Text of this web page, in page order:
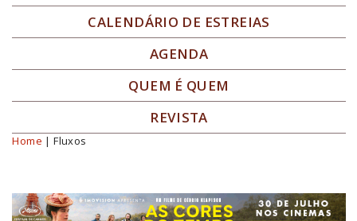
CALENDÁRIO DE ESTREIAS
AGENDA
QUEM É QUEM
REVISTA
Você está aqui
Home | Fluxos